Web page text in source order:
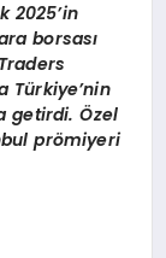
2025’in
borsası
Türkiye’nin
getirdi. Özel
prömiyeri